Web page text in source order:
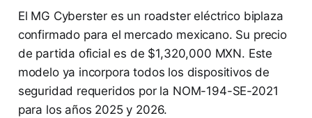
El MG Cyberster es un roadster eléctrico biplaza
confirmado para el mercado mexicano. Su precio
de partida oficial es de $1,320,000 MXN. Este
modelo ya incorpora todos los dispositivos de
seguridad requeridos por la NOM-194-SE-2021
para los años 2025 y 2026.